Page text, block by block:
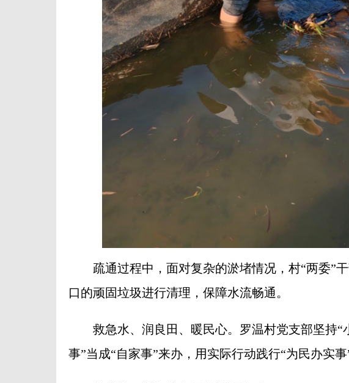
疏通过程中，面对复杂的淤堵情况，村“两委”干
口的顽固垃圾进行清理，保障水流畅通。
救急水、润良田、暖民心。罗温村党支部坚持“
事”当成“自家事”来办，用实际行动践行“为民办实事